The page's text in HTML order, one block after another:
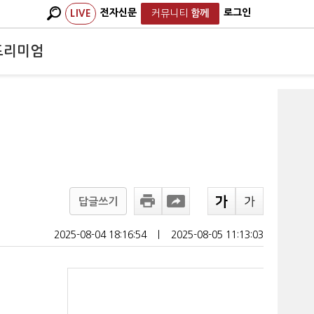
LIVE 전자신문 커뮤니티 함께 로그인
리미엄
답글쓰기
2025-08-04 18:16:54 2025-08-05 11:13:03